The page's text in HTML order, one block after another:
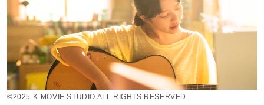
©︎2025 K-MOVIE STUDIO ALL RIGHTS RESERVED.